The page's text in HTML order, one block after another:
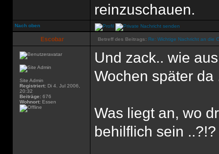
reinzuschauen.
Nach oben
Escobar Betreff des Beitrags: Re: Wichtige Nachricht an die
Site Admin
Registriert: Di 4. Jul 2006,
20:32
Beiträge: 676
Wohnort: Essen
Und zack.. wie
Wochen später
Was liegt an, wo
behilflich sein ..?!?